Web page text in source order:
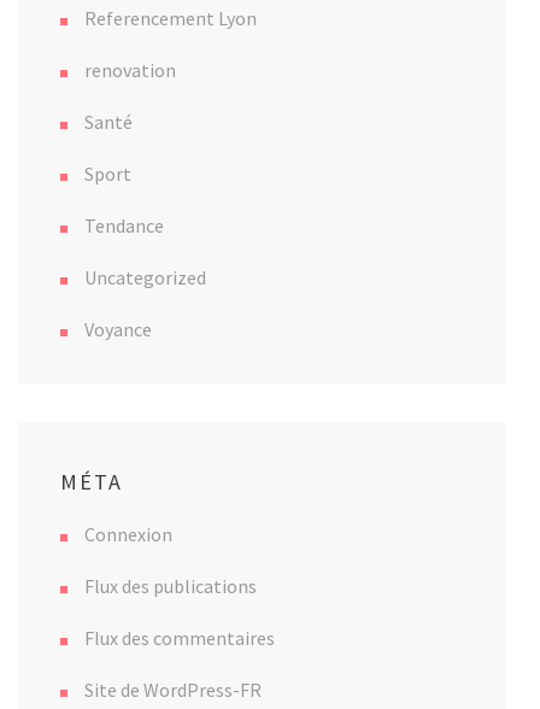
Referencement Lyon
renovation
Santé
Sport
Tendance
Uncategorized
Voyance
MÉTA
Connexion
Flux des publications
Flux des commentaires
Site de WordPress-FR